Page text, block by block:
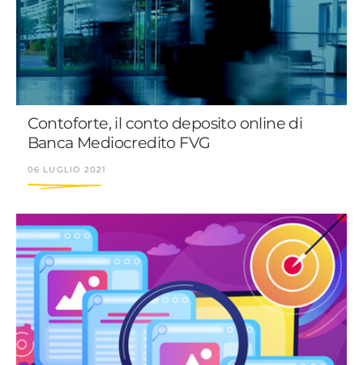
Contoforte, il conto deposito online di
Banca Mediocredito FVG
06 LUGLIO 2021